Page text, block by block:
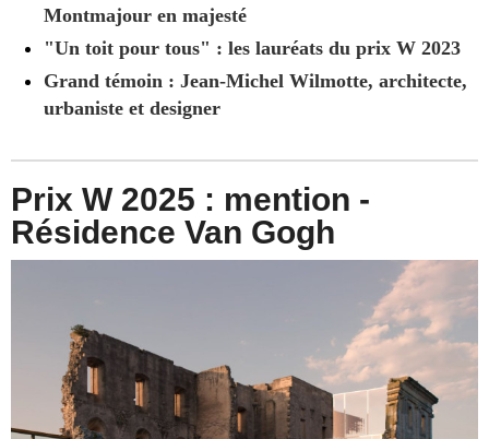
Montmajour en majesté
"Un toit pour tous" : les lauréats du prix W 2023
Grand témoin : Jean-Michel Wilmotte, architecte,
urbaniste et designer
Prix W 2025 : mention -
Résidence Van Gogh